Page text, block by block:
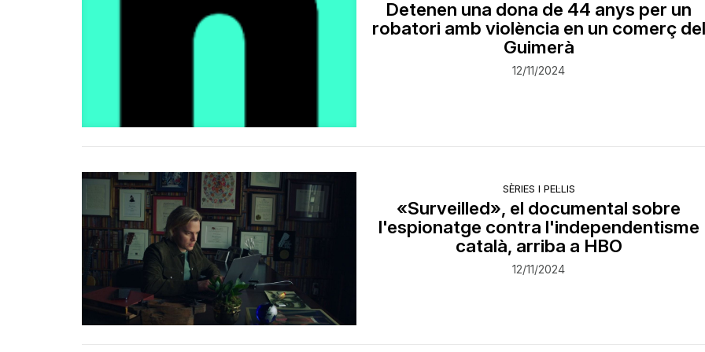
Detenen una dona de 44 anys per un
robatori amb violència en un comerç del
Guimerà
12/11/2024
SÈRIES I PEL·LIS
«Surveilled», el documental sobre
l'espionatge contra l'independentisme
català, arriba a HBO
12/11/2024